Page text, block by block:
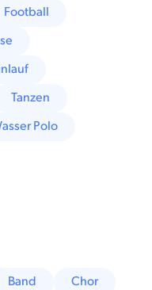
Football
Tanzen
Polo
Band
Chor